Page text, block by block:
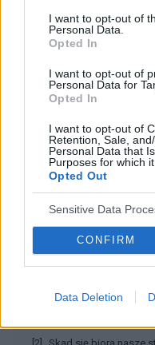
I want to opt-out of
Personal Data.
Opted In
I want to opt-out of
Personal Data for
Opted In
I want to opt-out of
Retention, Sale,
Personal Data that
Purposes for which
Opted Out
Sensitive Data
CONFIRM
Data Deletion
Dobry tekst?
Chcesz być na
na
POWIĄZANE
Tematy Kultura
Zmiany w stylu życia